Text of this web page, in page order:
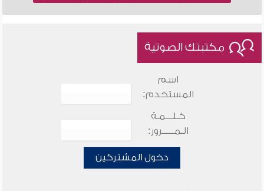
مكتبتك الصوتية
اسم
المستخدم:
كـلـــمـة
الـمـــــرور:
دخول المشتركين